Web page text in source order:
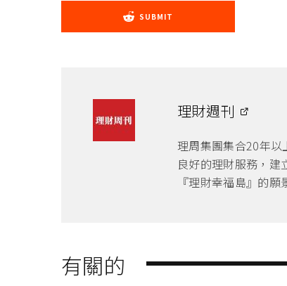
SUBMIT
理財週刊
理周集團集合20年
良好的理財服務，建
『理財幸福島』的願
有關的